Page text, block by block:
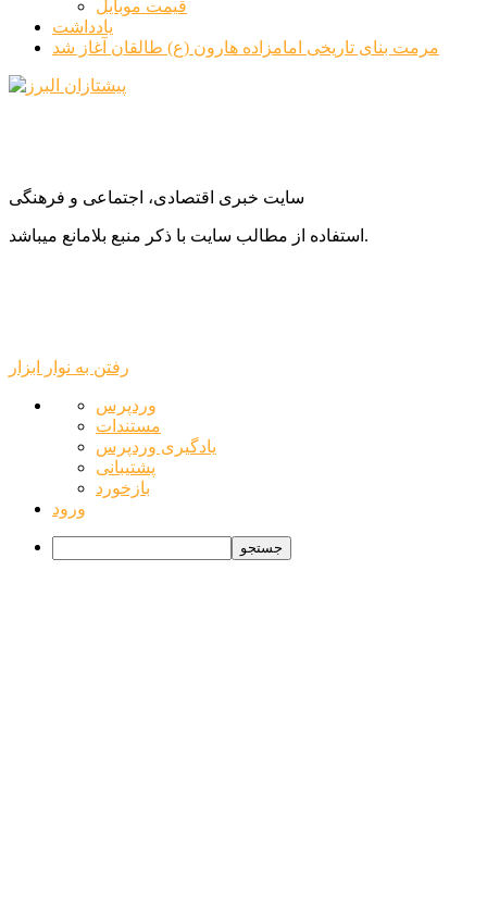
قیمت موبایل
یادداشت
مرمت بنای تاریخی امامزاده هارون (ع) طالقان آغاز شد
سایت خبری اقتصادی، اجتماعی و فرهنگی
استفاده از مطالب سایت با ذکر منبع بلامانع میباشد.
رفتن به نوار ابزار
درباره
وردپرس
وردپرس
مستندات
یادگیری وردپرس
پشتیبانی
بازخورد
ورود
جستجو